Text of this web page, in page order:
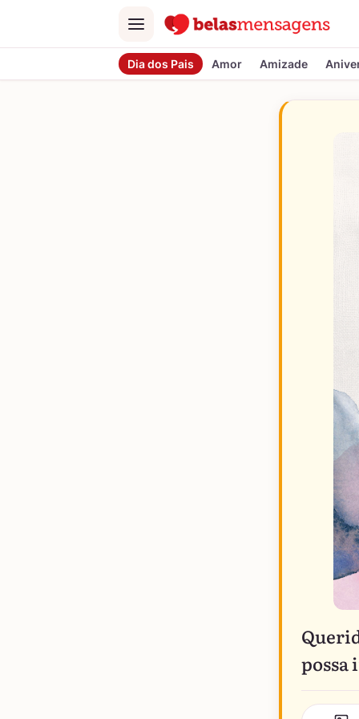
Menu
Dia dos Pais Amor Amizade
possa